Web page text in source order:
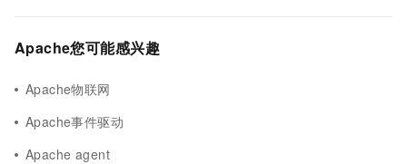
Apache您可能感兴趣
Apache物联网
Apache事件驱动
Apache agent